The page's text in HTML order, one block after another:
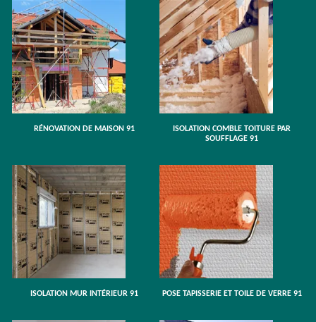
RÉNOVATION DE MAISON 91
ISOLATION COMBLE TOITURE PAR
SOUFFLAGE 91
ISOLATION MUR INTÉRIEUR 91 POSE TAPISSERIE ET TOILE DE VERRE 91